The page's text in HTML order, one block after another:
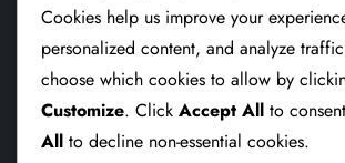
Cookie-Uri Și Urmărire
Termeni Și Condiții
Despre
Cookies help us improve your
personalized content, and analyze
choose which cookies to allow by
Customize. Click Accept All to
All to decline non-essential cookies.